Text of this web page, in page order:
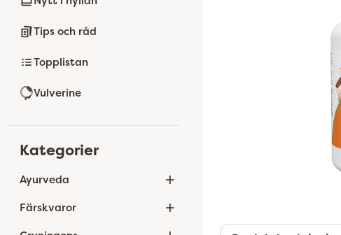
Tips och råd
Topplistan
Vulverine
Kategorier
Ayurveda +
Färskvaror +